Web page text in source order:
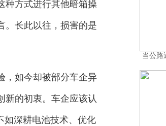
种方式进行其他暗箱操
。长此以往，损害的是
如今却被部分车企异
新的初衷。车企应该认
如深耕电池技术、优化
当公路